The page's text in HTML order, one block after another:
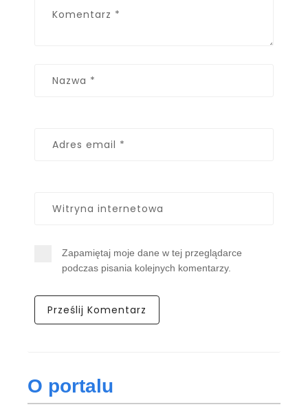
Zapamiętaj moje dane w tej przeglądarce
podczas pisania kolejnych komentarzy.
O portalu